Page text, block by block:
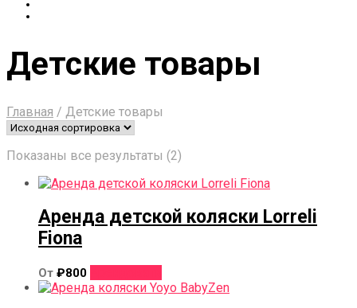
Детские товары
Главная / Детские товары
Показаны все результаты (2)
Аренда детской коляски Lorreli
Fiona
От ₽800
товар